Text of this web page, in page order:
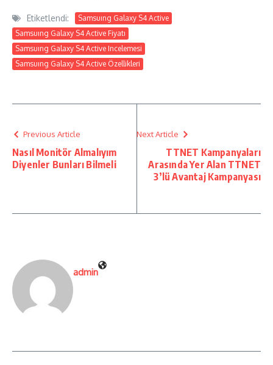
Etiketlendi:
Samsuıng Galaxy S4 Active
Samsuıng Galaxy S4 Active Fiyatı
Samsuıng Galaxy S4 Active Incelemesi
Samsuıng Galaxy S4 Active Özellikleri
Previous Article
Nasıl Monitör Almalıyım
Diyenler Bunları Bilmeli
Next Article
TTNET Kampanyaları
Arasında Yer Alan TTNET
3’lü Avantaj Kampanyası
admin